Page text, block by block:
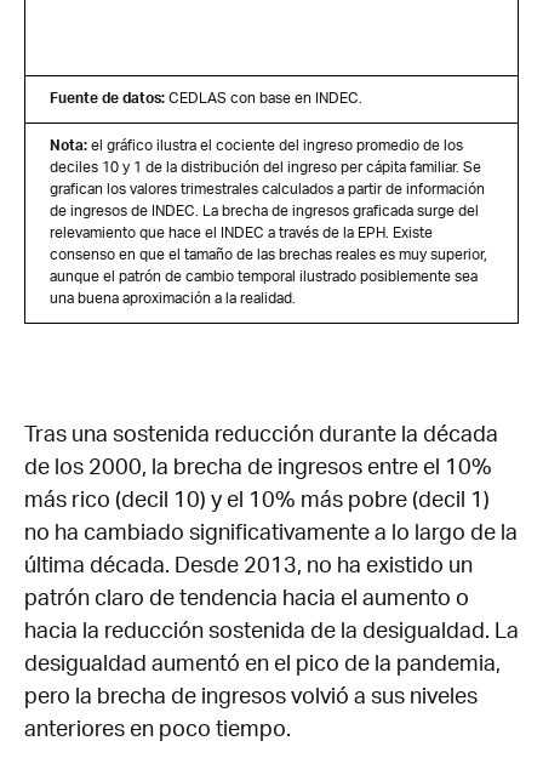
Fuente de datos: CEDLAS con base en INDEC.
Nota: el gráfico ilustra el cociente del ingreso promedio de los
deciles 10 y 1 de la distribución del ingreso per cápita familiar. Se
grafican los valores trimestrales calculados a partir de información
de ingresos de INDEC. La brecha de ingresos graficada surge del
relevamiento que hace el INDEC a través de la EPH. Existe
consenso en que el tamaño de las brechas reales es muy superior,
aunque el patrón de cambio temporal ilustrado posiblemente sea
una buena aproximación a la realidad.
Tras una sostenida reducción durante la década
de los 2000, la brecha de ingresos entre el 10%
más rico (decil 10) y el 10% más pobre (decil 1)
no ha cambiado significativamente a lo largo de la
última década. Desde 2013, no ha existido un
patrón claro de tendencia hacia el aumento o
hacia la reducción sostenida de la desigualdad. La
desigualdad aumentó en el pico de la pandemia,
pero la brecha de ingresos volvió a sus niveles
anteriores en poco tiempo.